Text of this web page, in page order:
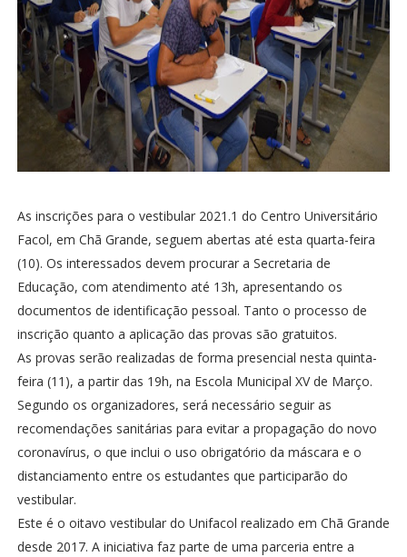
As inscrições para o vestibular 2021.1 do Centro Universitário
Facol, em Chã Grande, seguem abertas até esta quarta-feira
(10). Os interessados devem procurar a Secretaria de
Educação, com atendimento até 13h, apresentando os
documentos de identificação pessoal. Tanto o processo de
inscrição quanto a aplicação das provas são gratuitos.
As provas serão realizadas de forma presencial nesta quinta-
feira (11), a partir das 19h, na Escola Municipal XV de Março.
Segundo os organizadores, será necessário seguir as
recomendações sanitárias para evitar a propagação do novo
coronavírus, o que inclui o uso obrigatório da máscara e o
distanciamento entre os estudantes que participarão do
vestibular.
Este é o oitavo vestibular do Unifacol realizado em Chã Grande
desde 2017. A iniciativa faz parte de uma parceria entre a